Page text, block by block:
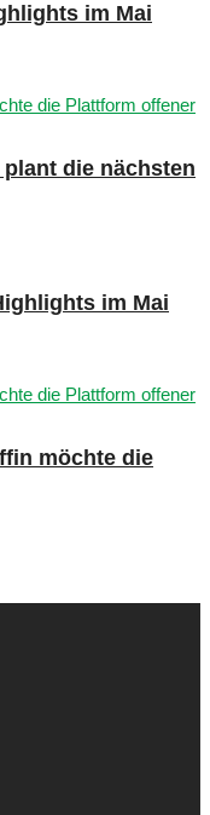
im Mai
die nächsten
im Mai
möchte die